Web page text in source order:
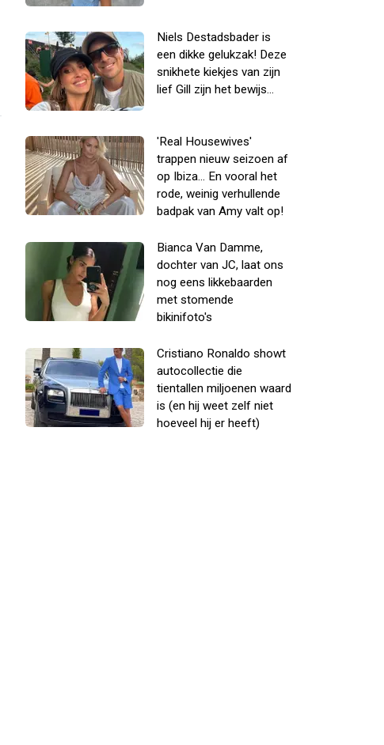
Niels Destadsbader is
een dikke gelukzak! Deze
snikhete kiekjes van zijn
lief Gill zijn het bewijs...
'Real Housewives'
trappen nieuw seizoen af
op Ibiza... En vooral het
rode, weinig verhullende
badpak van Amy valt op!
Bianca Van Damme,
dochter van JC, laat ons
nog eens likkebaarden
met stomende
bikinifoto's
Cristiano Ronaldo showt
autocollectie die
tientallen miljoenen waard
is (en hij weet zelf niet
hoeveel hij er heeft)